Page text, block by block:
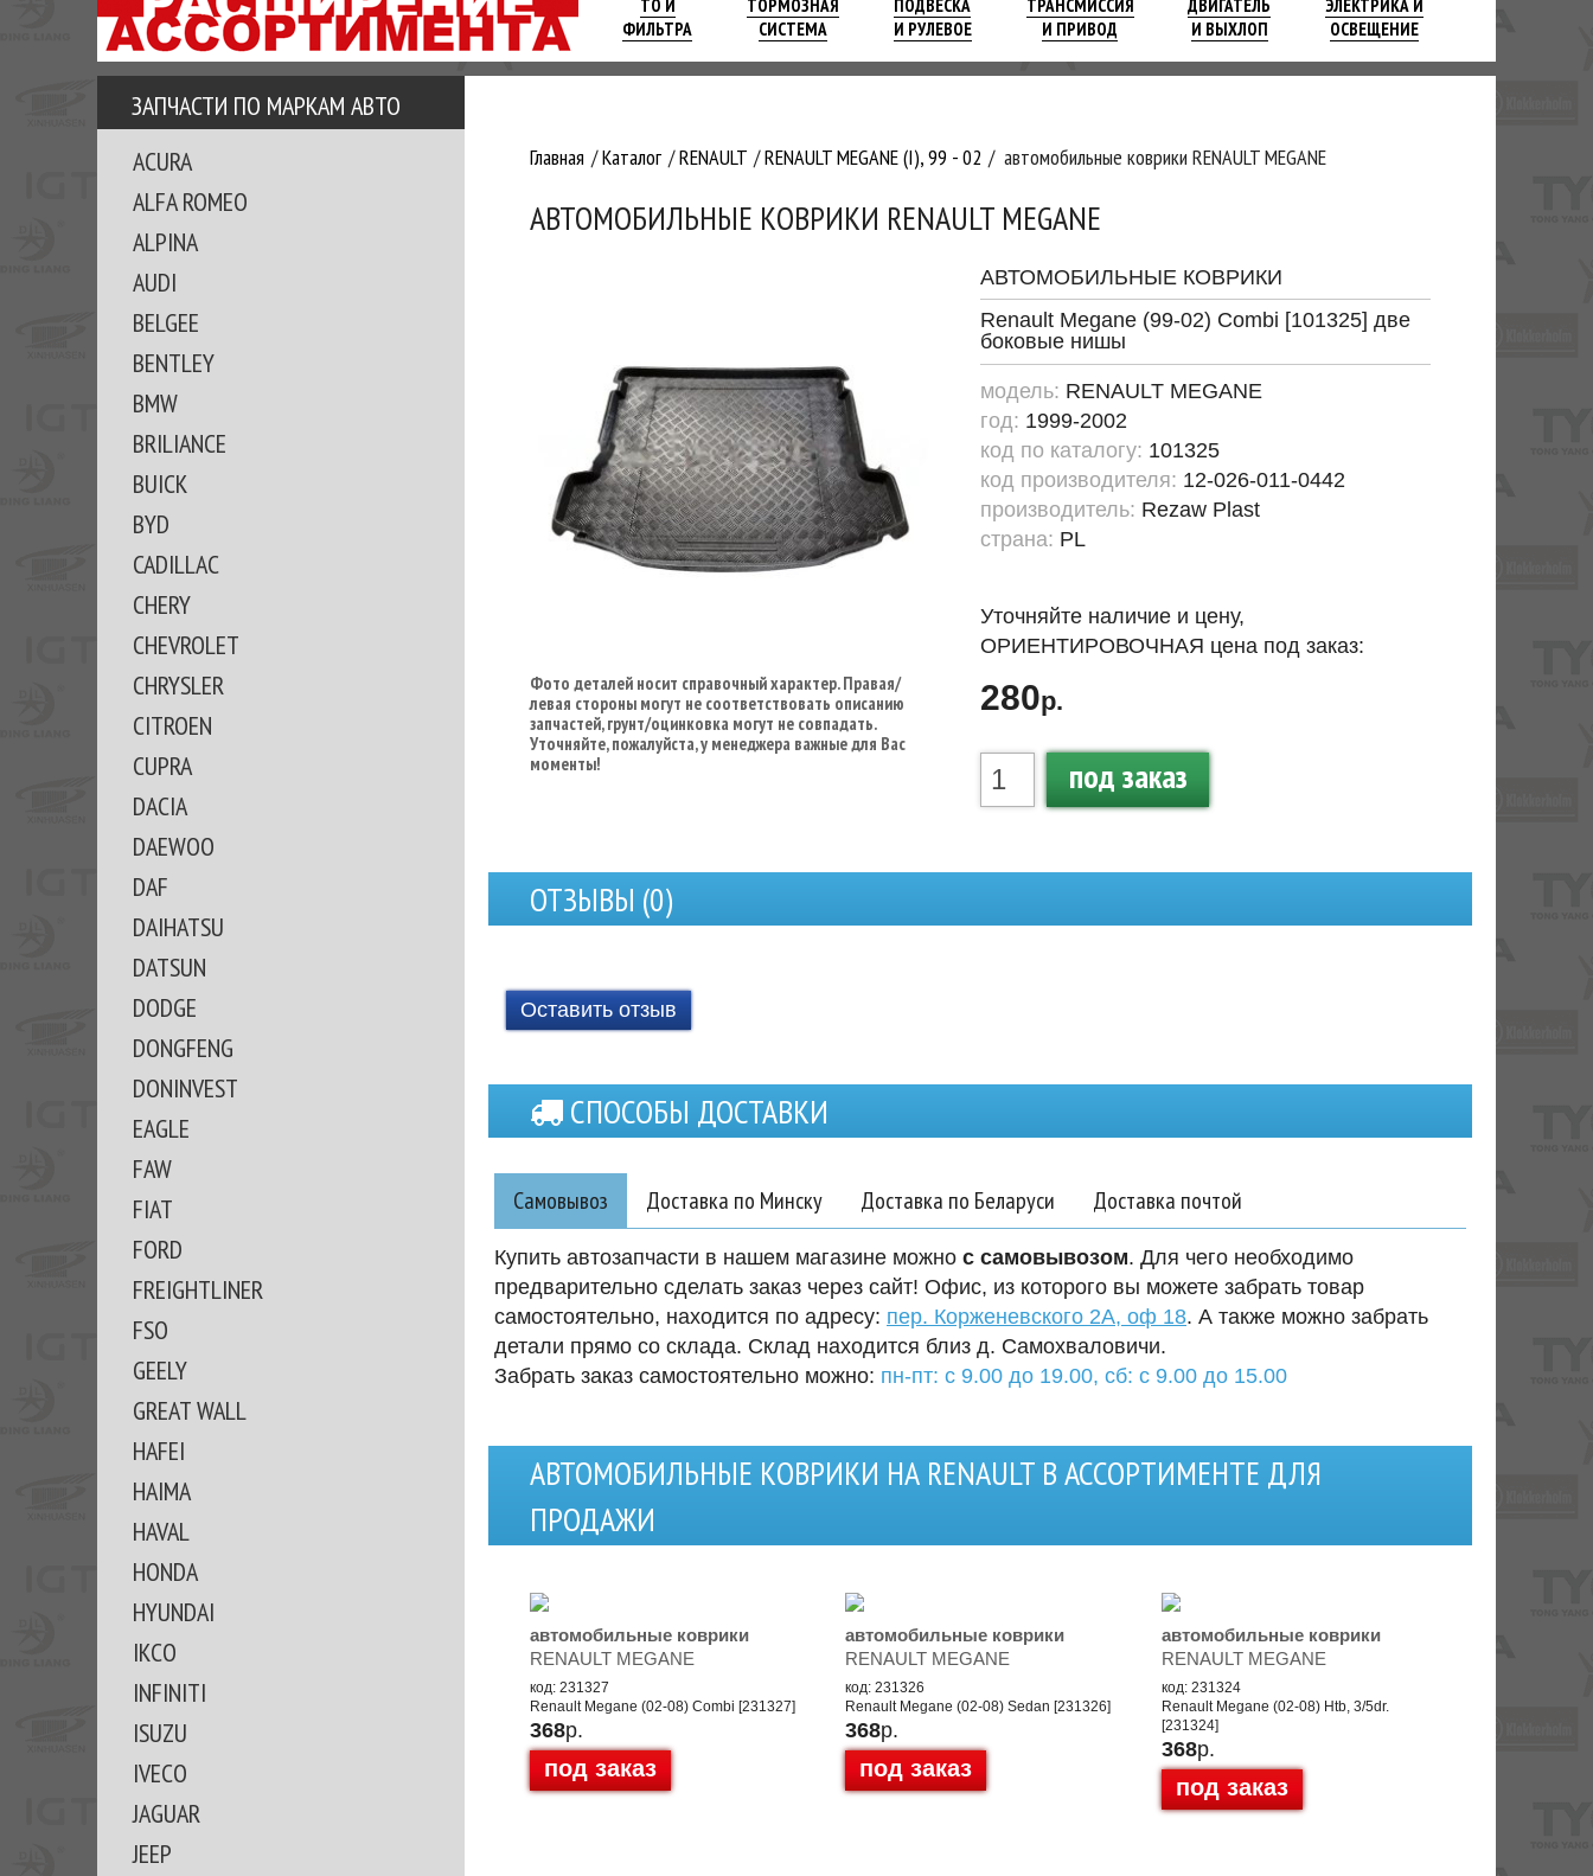
ТО И
ФИЛЬТРА
ТОРМОЗНАЯ
СИСТЕМА
ПОДВЕСКА
И РУЛЕВОЕ
ТРАНСМИССИЯ
И ПРИВОД
ДВИГАТЕЛЬ
И ВЫХЛОП
ЭЛЕКТРИКА И
ОСВЕЩЕНИЕ
ЗАПЧАСТИ ПО МАРКАМ АВТО
ACURA
ALFA ROMEO
ALPINA
AUDI
BELGEE
BENTLEY
BMW
BRILIANCE
BUICK
BYD
CADILLAC
CHERY
CHEVROLET
CHRYSLER
CITROEN
CUPRA
DACIA
DAEWOO
DAF
DAIHATSU
DATSUN
DODGE
DONGFENG
DONINVEST
EAGLE
FAW
FIAT
FORD
FREIGHTLINER
FSO
GEELY
GREAT WALL
HAFEI
HAIMA
HAVAL
HONDA
HYUNDAI
IKCO
INFINITI
ISUZU
IVECO
JAGUAR
JEEP
Главная Каталог RENAULT RENAULT MEGANE (I), 99 - 02 автомобильные коврики RENAULT MEGANE
АВТОМОБИЛЬНЫЕ КОВРИКИ RENAULT MEGANE
Фото деталей носит справочный характер. Правая/
левая стороны могут не соответствовать описанию
запчастей, грунт/оцинковка могут не совпадать.
Уточняйте, пожалуйста, у менеджера важные для Вас
моменты!
АВТОМОБИЛЬНЫЕ КОВРИКИ
Renault Megane (99-02) Combi [101325] две
боковые нишы
модель: RENAULT MEGANE
год: 1999-2002
код по каталогу: 101325
код производителя: 12-026-011-0442
производитель: Rezaw Plast
страна: PL
Уточняйте наличие и цену,
ОРИЕНТИРОВОЧНАЯ цена под заказ:
280р.
под заказ
ОТЗЫВЫ (0)
Оставить отзыв
СПОСОБЫ ДОСТАВКИ
Самовывоз Доставка по Минску Доставка по Беларуси Доставка почтой
Купить автозапчасти в нашем магазине можно с самовывозом. Для чего необходимо
предварительно сделать заказ через сайт! Офис, из которого вы можете забрать товар
самостоятельно, находится по адресу: пер. Корженевского 2А, оф 18. А также можно забрать
детали прямо со склада. Склад находится близ д. Самохваловичи.
Забрать заказ самостоятельно можно: пн-пт: с 9.00 до 19.00, сб: с 9.00 до 15.00
АВТОМОБИЛЬНЫЕ КОВРИКИ НА RENAULT В АССОРТИМЕНТЕ ДЛЯ
ПРОДАЖИ
автомобильные коврики
RENAULT MEGANE
код: 231327
Renault Megane (02-08) Combi [231327]
368р.
под заказ
автомобильные коврики
RENAULT MEGANE
код: 231326
Renault Megane (02-08) Sedan [231326]
368р.
под заказ
автомобильные коврики
RENAULT MEGANE
код: 231324
Renault Megane (02-08) Htb, 3/5dr.
[231324]
368р.
под заказ